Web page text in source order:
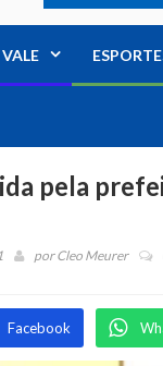
pela
porCleo Meurer
Facebook